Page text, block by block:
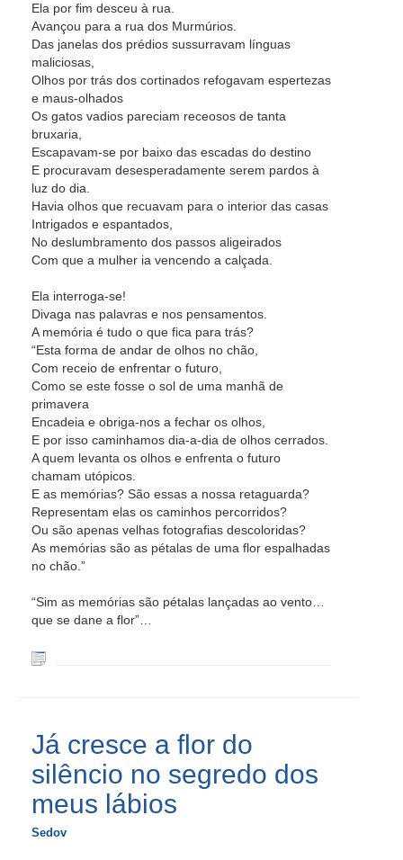
Ela por fim desceu à rua.
Avançou para a rua dos Murmúrios.
Das janelas dos prédios sussurravam línguas
maliciosas,
Olhos por trás dos cortinados refogavam espertezas
e maus-olhados
Os gatos vadios pareciam receosos de tanta
bruxaria,
Escapavam-se por baixo das escadas do destino
E procuravam desesperadamente serem pardos à
luz do dia.
Havia olhos que recuavam para o interior das casas
Intrigados e espantados,
No deslumbramento dos passos aligeirados
Com que a mulher ia vencendo a calçada.
Ela interroga-se!
Divaga nas palavras e nos pensamentos.
A memória é tudo o que fica para trás?
“Esta forma de andar de olhos no chão,
Com receio de enfrentar o futuro,
Como se este fosse o sol de uma manhã de
primavera
Encadeia e obriga-nos a fechar os olhos,
E por isso caminhamos dia-a-dia de olhos cerrados.
A quem levanta os olhos e enfrenta o futuro
chamam utópicos.
E as memórias? São essas a nossa retaguarda?
Representam elas os caminhos percorridos?
Ou são apenas velhas fotografias descoloridas?
As memórias são as pétalas de uma flor espalhadas
no chão.”
“Sim as memórias são pétalas lançadas ao vento…
que se dane a flor”…
Já cresce a flor do
silêncio no segredo dos
meus lábios
Sedov